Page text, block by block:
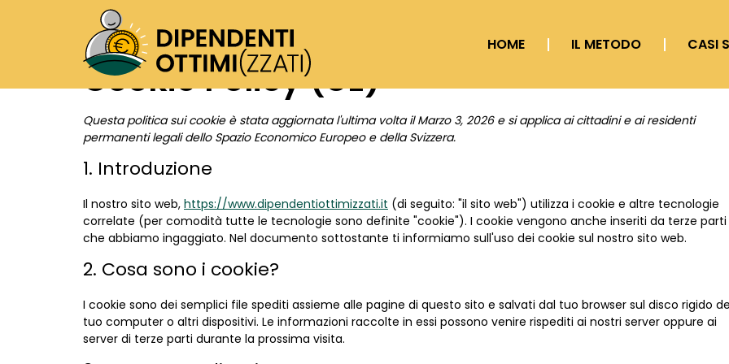
HOME IL METODO CASI
Cookie Policy (UE)
Questa politica sui cookie è stata aggiornata l'ultima volta il Marzo 3, 2026 e si applica ai cittadini e ai residenti
permanenti legali dello Spazio Economico Europeo e della Svizzera.
1. Introduzione
Il nostro sito web, https://www.dipendentiottimizzati.it (di seguito: "il sito web") utilizza i cookie e altre tecnologie
correlate (per comodità tutte le tecnologie sono definite "cookie"). I cookie vengono anche inseriti da terze parti
che abbiamo ingaggiato. Nel documento sottostante ti informiamo sull'uso dei cookie sul nostro sito web.
2. Cosa sono i cookie?
I cookie sono dei semplici file spediti assieme alle pagine di questo sito e salvati dal tuo browser sul disco rigido
tuo computer o altri dispositivi. Le informazioni raccolte in essi possono venire rispediti ai nostri server oppure ai
server di terze parti durante la prossima visita.